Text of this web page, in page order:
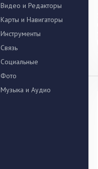
Видео и Редакторы
Карты и Навигаторы
Инструменты
Связь
Социальные
Фото
Музыка и Аудио